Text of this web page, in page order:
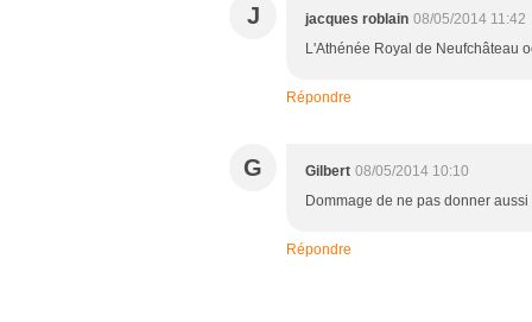
J jacques roblain 08/05/2014 11:42
L'Athénée Royal de Neufchâteau
Répondre
G Gilbert 08/05/2014 10:10
Dommage de ne pas donner
Répondre